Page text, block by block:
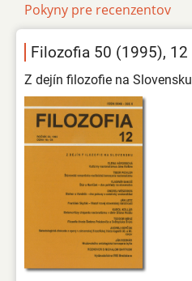
Pokyny pre recenzentov
Filozofia 50 (1995), 12
Z dejín filozofie na Slovensku